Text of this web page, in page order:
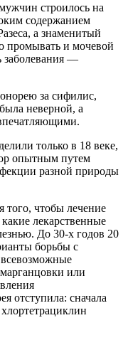
строилось на
содержанием
а знаменитый
промывать и мочевой
заболевания —
за сифилис,
неверной, а
только в 18 веке,
опытным путем
разной природы
того, чтобы лечение
лекарственные
До 30-х годов 20
борьбы с
или
отступила: сначала